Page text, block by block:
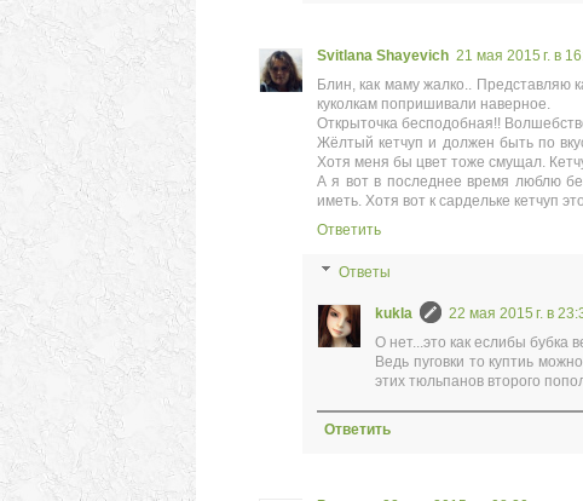
Svitlana Shayevich 21 мая 2015 г. в
Блин, как маму жалко.. Представляю
куколкам попришивали наверное.
Открыточка бесподобная!!
Жёлтый кетчуп и должен быть по
Хотя меня бы цвет тоже смущал.
А я вот в последнее время люблю
иметь. Хотя вот к сардельке кетчуп
Ответить
Ответы
kukla
22 мая 2015 г. в
О нет...это как еслибы бубка
Ведь пуговки то куптиь
этих тюльпанов второго
Ответить